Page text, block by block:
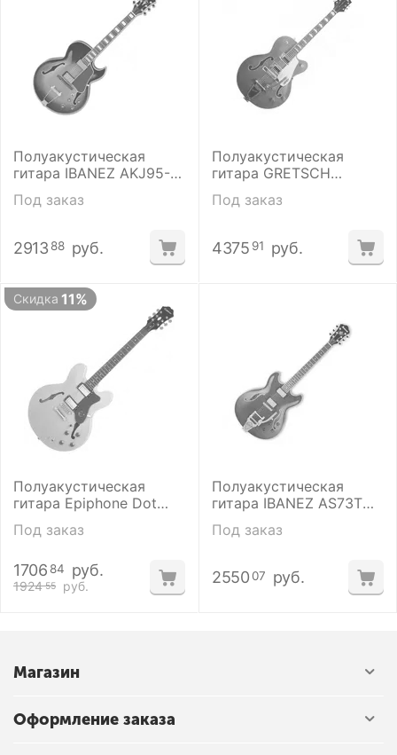
Полуакустическая
гитара IBANEZ AKJ95-
VYS ARTCORE JAZZ
Под заказ
2913 88 руб.
Полуакустическая
гитара GRETSCH
G5420T ELECTROMATIC
HOLLOW BODY ORANGE
Под заказ
4375 91 руб.
Скидка 11%
Полуакустическая
гитара Epiphone Dot
Natural
Под заказ
1924 55 руб.
1706 84 руб.
Полуакустическая
гитара IBANEZ AS73T
TCR
Под заказ
2550 07 руб.
Магазин
Оформление заказа